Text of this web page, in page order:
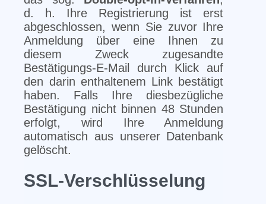
d. h. Ihre Registrierung ist erst
abgeschlossen, wenn Sie zuvor Ihre
Anmeldung über eine Ihnen zu
diesem Zweck zugesandte
Bestätigungs-E-Mail durch Klick auf
den darin enthaltenem Link bestätigt
haben. Falls Ihre diesbezügliche
Bestätigung nicht binnen 48 Stunden
erfolgt, wird Ihre Anmeldung
automatisch aus unserer Datenbank
gelöscht.
SSL-Verschlüsselung